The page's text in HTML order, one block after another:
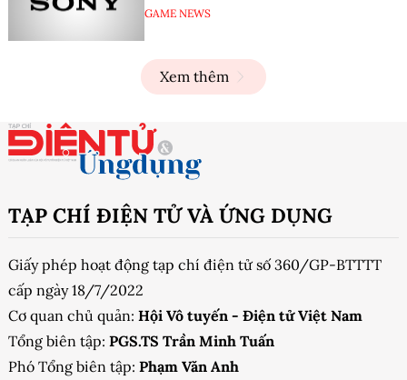
GAME NEWS
Xem thêm
TẠP CHÍ ĐIỆN TỬ VÀ ỨNG DỤNG
Giấy phép hoạt động tạp chí điện tử số 360/GP-BTTTT
cấp ngày 18/7/2022
Cơ quan chủ quản: Hội Vô tuyến - Điện tử Việt Nam
Tổng biên tập: PGS.TS Trần Minh Tuấn
Phó Tổng biên tập: Phạm Văn Anh